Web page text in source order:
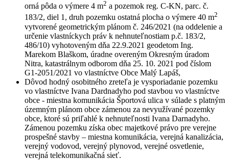
orná pôda o výmere 4 m2 a pozemok reg. C-KN, parc. č.
183/2, diel 1, druh pozemku ostatná plocha o výmere 40 m2
vytvorené geometrickým plánom č. 246/2021 (na oddelenie a
určenie vlastníckych práv k nehnuteľnostiam p.č. 183/2,
486/10) vyhotoveným dňa 22.9.2021 geodetom Ing.
Marekom Blaškom, úradne overeným Okresným úradom
Nitra, katastrálnym odborom dňa 25. 10. 2021 pod číslom
G1-2051/2021 vo vlastníctve Obce Malý Lapáš,
Dôvod hodný osobitného zreteľa je vysporiadanie pozemku
vo vlastníctve Ivana Dardnadyho pod stavbou vo vlastníctve
obce - miestna komunikácia Športová ulica v súlade s platným
územným plánom obce zámenou za nevyužívané pozemky
obce, ktoré sú priľahlé k nehnuteľnosti Ivana Darnadyho.
Zámenou pozemku získa obec majetkové právo pre verejne
prospešné stavby – miestna komunikácia, verejná kanalizácia,
verejný vodovod, verejný plynovod, verejné osvetlenie,
verejná telekomunikačná sieť.